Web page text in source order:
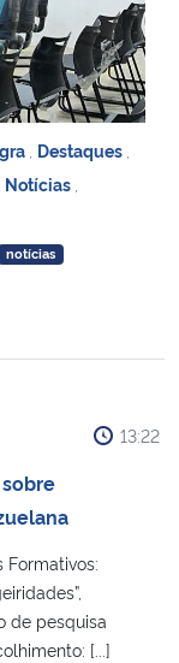
Destaques
Notícias
notícias
13:22
Formativos:
de pesquisa
[...]